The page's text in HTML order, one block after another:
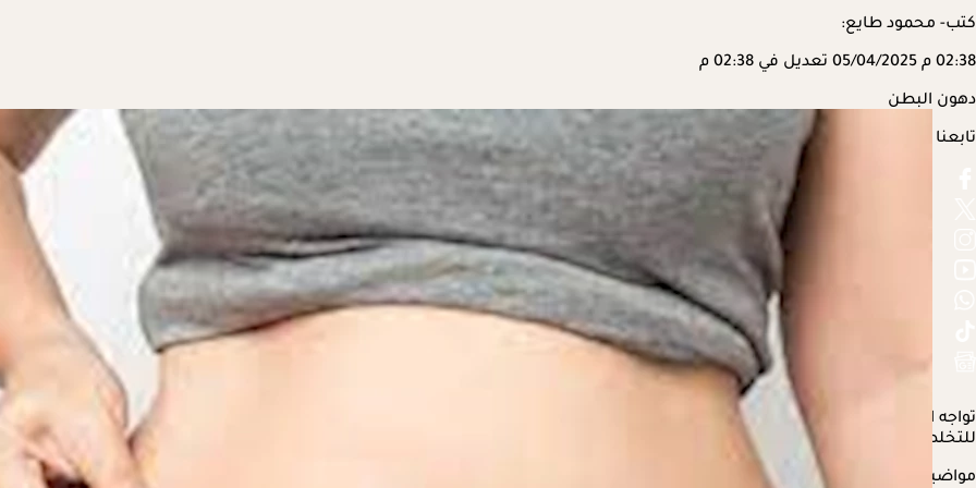
كتب- محمود طايع:
02:38 م 05/04/2025 تعديل في 02:38 م
دهون البطن
تابعنا على
تواجه العديد من السيدات مضاعفات متنوعة بعد إجراء عملية الولادة القيصرية، التي من بينها انتفاخ البطن وتراكم السوائل والدهون
للتخلص من
دهون البطن بعد الولادة.
مواضيع ذات صلة